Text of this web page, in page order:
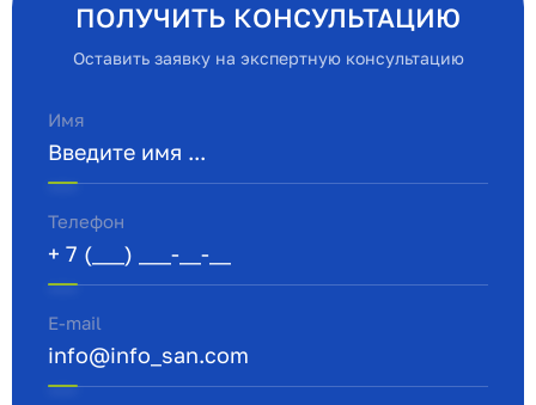
ПОЛУЧИТЬ КОНСУЛЬТАЦИЮ
Оставить заявку на экспертную консультацию
Имя
Телефон
E-mail